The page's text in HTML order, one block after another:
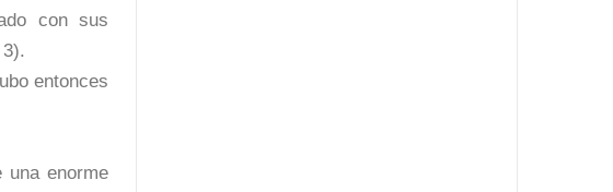
con sus
entonces
una enorme